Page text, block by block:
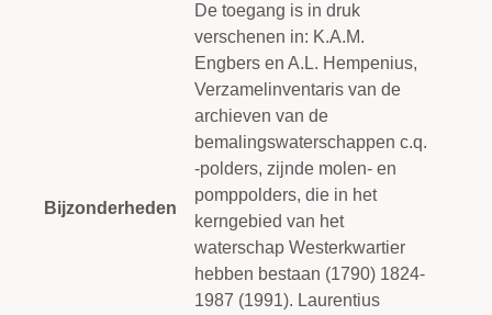
Bijzonderheden
De toegang is in druk
verschenen in: K.A.M.
Engbers en A.L. Hempenius,
Verzamelinventaris van de
archieven van de
bemalingswaterschappen c.q.
-polders, zijnde molen- en
pomppolders, die in het
kerngebied van het
waterschap Westerkwartier
hebben bestaan (1790) 1824-
1987 (1991). Laurentius